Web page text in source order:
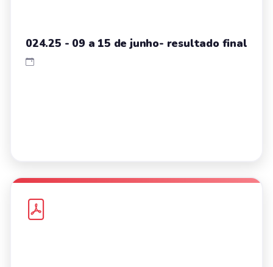
024.25 - 09 a 15 de junho- resultado final